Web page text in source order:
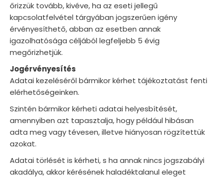
őrizzük tovább, kivéve, ha az eseti jellegű
kapcsolatfelvétel tárgyában jogszerűen igény
érvényesíthető, abban az esetben annak
igazolhatósága céljából legfeljebb 5 évig
megőrizhetjük.
Jogérvényesítés
Adatai kezeléséről bármikor kérhet tájékoztatást fenti
elérhetőségeinken.
Szintén bármikor kérheti adatai helyesbítését,
amennyiben azt tapasztalja, hogy például hibásan
adta meg vagy tévesen, illetve hiányosan rögzítettük
azokat.
Adatai törlését is kérheti, s ha annak nincs jogszabályi
akadálya, akkor kérésének haladéktalanul eleget